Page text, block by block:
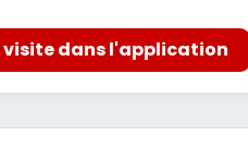
visite dans l'application